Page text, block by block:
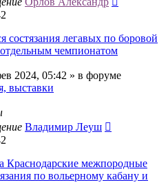
состязания легавых по боровой
чемпионатом
2024, 05:42 » в форуме
выставки
Владимир Леуш
Краснодарские межпородные
по вольерному кабану и